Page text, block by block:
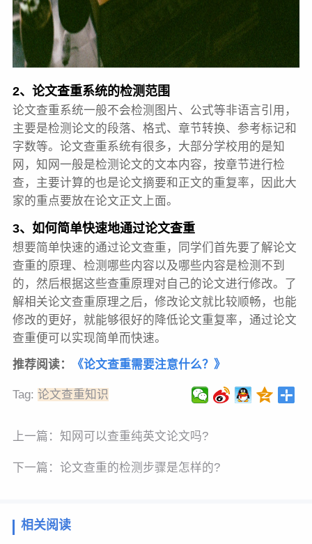
2、论文查重系统的检测范围
论文查重系统一般不会检测图片、公式等非语言引用，
主要是检测论文的段落、格式、章节转换、参考标记和
字数等。论文查重系统有很多，大部分学校用的是知
网，知网一般是检测论文的文本内容，按章节进行检
查，主要计算的也是论文摘要和正文的重复率，因此大
家的重点要放在论文正文上面。
3、如何简单快速地通过论文查重
想要简单快速的通过论文查重，同学们首先要了解论文
查重的原理、检测哪些内容以及哪些内容是检测不到
的，然后根据这些查重原理对自己的论文进行修改。了
解相关论文查重原理之后，修改论文就比较顺畅，也能
修改的更好，就能够很好的降低论文重复率，通过论文
查重便可以实现简单而快速。
推荐阅读：
《论文查重需要注意什么？》
Tag: 论文查重知识
上一篇： 知网可以查重纯英文论文吗?
下一篇： 论文查重的检测步骤是怎样的?
相关阅读